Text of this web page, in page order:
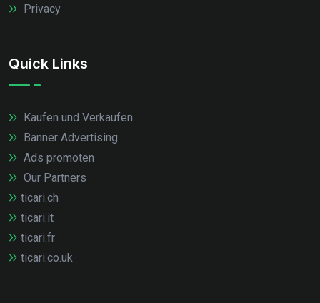
Privacy
Quick Links
Kaufen und Verkaufen
Banner Advertising
Ads promoten
Our Partners
ticari.ch
ticari.it
ticari.fr
ticari.co.uk